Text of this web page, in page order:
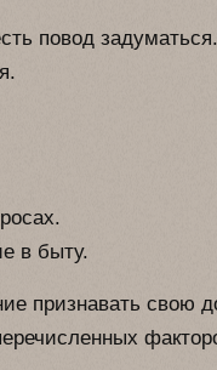
повод
в быту.
признавать свою